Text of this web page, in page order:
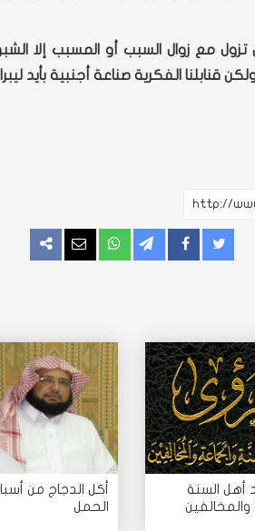
مع زوال السبب أو المسبب إلا الشبوك
قنابلنا الفكرية صناعة أجنبية بأيد
شاركمشاركةمشاركةمراسلة المزيد
أهل السنة
والمخالفين
أكل الدجاج من
الحمل